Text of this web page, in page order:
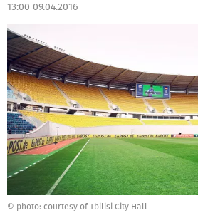
13:00 09.04.2016
© photo: courtesy of Tbilisi City Hall